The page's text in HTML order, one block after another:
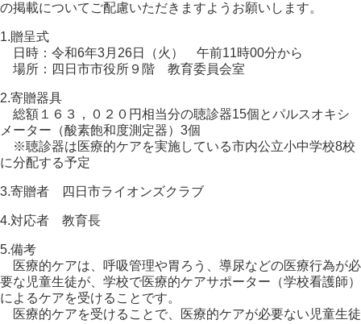
の掲載についてご配慮いただきますようお願いします。
1.贈呈式
日時：令和6年3月26日（火） 午前11時00分から
場所：四日市市役所９階 教育委員会室
2.寄贈器具
総額１６３，０２０円相当分の聴診器15個とパルスオキシ
メーター（酸素飽和度測定器）3個
※聴診器は医療的ケアを実施している市内公立小中学校8校
に分配する予定
3.寄贈者 四日市ライオンズクラブ
4.対応者 教育長
5.備考
医療的ケアは、呼吸管理や胃ろう、導尿などの医療行為が必
要な児童生徒が、学校で医療的ケアサポーター（学校看護師）
によるケアを受けることです。
医療的ケアを受けることで、医療的ケアが必要ない児童生徒